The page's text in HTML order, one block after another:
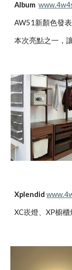
Album
AW51新顏色發
本次亮點之一，
Xplendid
XC崁燈、XP櫥